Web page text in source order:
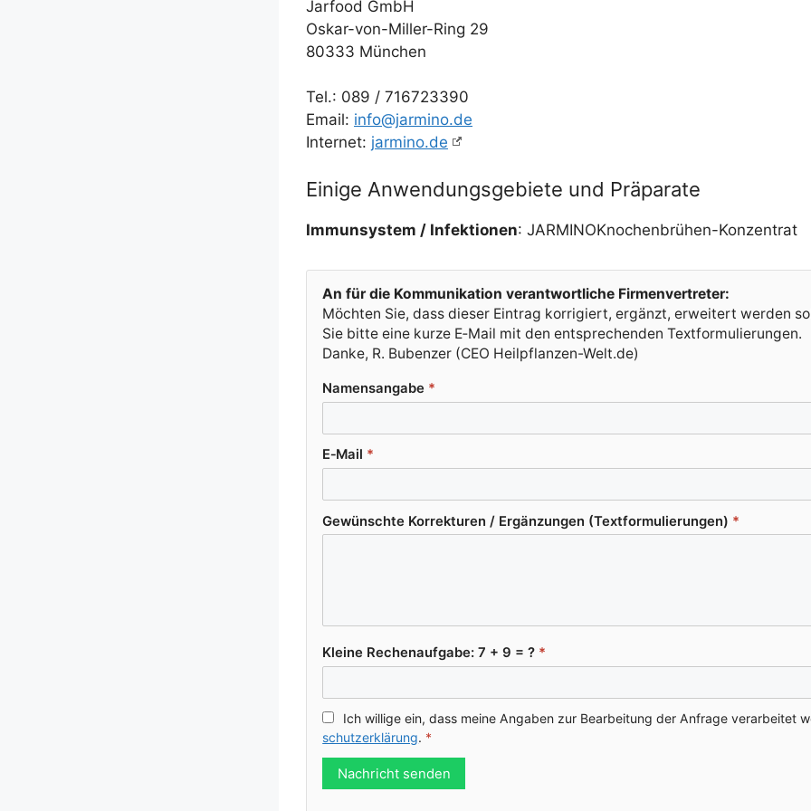
Jar­food GmbH
Oskar-von-Mil­ler-Ring 29
80333 München
Tel.: 089 /​ 716723390
Email: info@jarmino.de
Inter­net: jarmino.de
Einige Anwendungsgebiete und Präparate
Immun­sys­tem /​ Infek­tio­nen: JAR­MI­NO­Kno­chen­brü­hen-Kon­zen­trat
An für die Kom­mu­ni­ka­ti­on ver­ant­wort­li­che Firmenvertreter:
Möch­ten Sie, dass die­ser Ein­trag kor­ri­giert, ergänzt, erwei­tert wer­den
Sie bit­te eine kur­ze E‑Mail mit den ent­spre­chen­den Textformulierungen.
Dan­ke, R. Buben­zer (CEO Heilpflanzen-Welt.de)
Namens­an­ga­be *
E‑Mail *
Gewünsch­te Kor­rek­tu­ren /​ Ergän­zun­gen (Text­for­mu­lie­run­gen) *
Klei­ne Rechen­auf­ga­be: 7 + 9 = ? *
Ich wil­li­ge ein, dass mei­ne Anga­ben zur Bear­bei­tung der Anfra­ge ver­ar­bei­tet
schutz­er­klä­rung. *
Nachricht senden